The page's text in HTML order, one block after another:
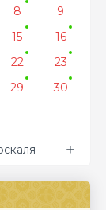
8
9
15
16
22
23
29
30